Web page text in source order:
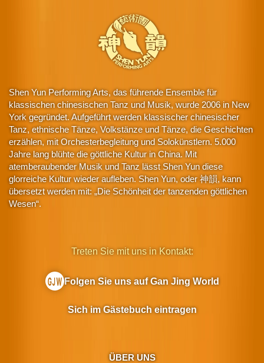
Shen Yun Performing Arts, das führende Ensemble für
klassischen chinesischen Tanz und Musik, wurde 2006 in New
York gegründet. Aufgeführt werden klassischer chinesischer
Tanz, ethnische Tänze, Volkstänze und Tänze, die Geschichten
erzählen, mit Orchesterbegleitung und Solokünstlern. 5.000
Jahre lang blühte die göttliche Kultur in China. Mit
atemberaubender Musik und Tanz lässt Shen Yun diese
glorreiche Kultur wieder aufleben. Shen Yun, oder 神韻, kann
übersetzt werden mit: „Die Schönheit der tanzenden göttlichen
Wesen“.
ÜBER UNS
Treten Sie mit uns in Kontakt:
Folgen Sie uns auf Gan Jing World
Sich im Gästebuch eintragen